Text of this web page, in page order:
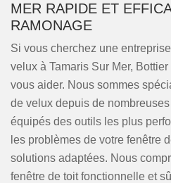
MER RAPIDE ET
RAMONAGE
Si vous cherchez une
velux à Tamaris Sur Mer,
vous aider. Nous sommes
de velux depuis de
équipés des outils les plus
les problèmes de votre fenêtre
solutions adaptées. Nous
fenêtre de toit fonctionnelle et